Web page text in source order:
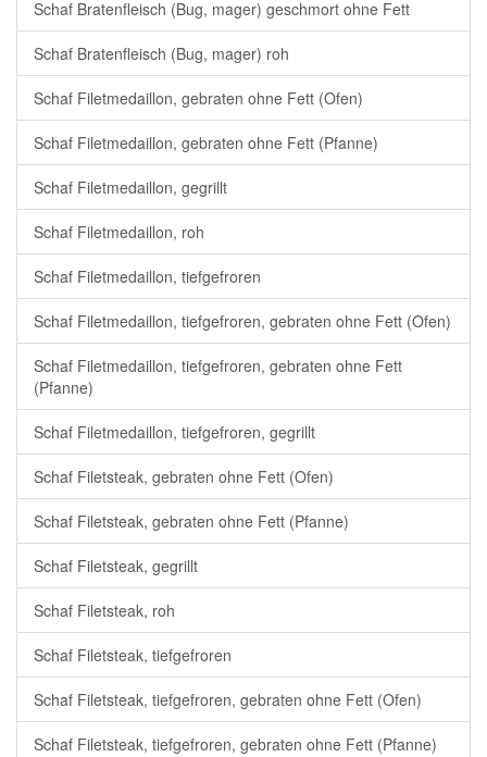
Schaf Bratenfleisch (Bug, mager) geschmort ohne Fett
Schaf Bratenfleisch (Bug, mager) roh
Schaf Filetmedaillon, gebraten ohne Fett (Ofen)
Schaf Filetmedaillon, gebraten ohne Fett (Pfanne)
Schaf Filetmedaillon, gegrillt
Schaf Filetmedaillon, roh
Schaf Filetmedaillon, tiefgefroren
Schaf Filetmedaillon, tiefgefroren, gebraten ohne Fett (Ofen)
Schaf Filetmedaillon, tiefgefroren, gebraten ohne Fett
(Pfanne)
Schaf Filetmedaillon, tiefgefroren, gegrillt
Schaf Filetsteak, gebraten ohne Fett (Ofen)
Schaf Filetsteak, gebraten ohne Fett (Pfanne)
Schaf Filetsteak, gegrillt
Schaf Filetsteak, roh
Schaf Filetsteak, tiefgefroren
Schaf Filetsteak, tiefgefroren, gebraten ohne Fett (Ofen)
Schaf Filetsteak, tiefgefroren, gebraten ohne Fett (Pfanne)